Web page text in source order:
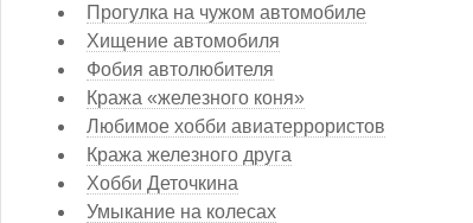
Прогулка на чужом автомобиле
Хищение автомобиля
Фобия автолюбителя
Кража «железного коня»
Любимое хобби авиатеррористов
Кража железного друга
Хобби Деточкина
Умыкание на колесах